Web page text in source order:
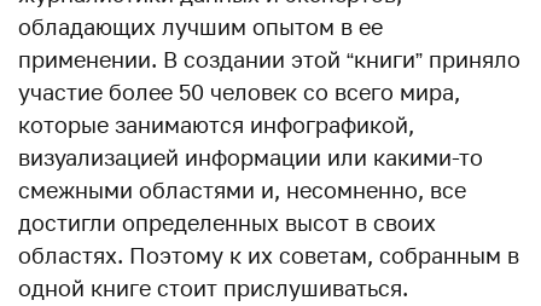
обладающих лучшим опытом в ее
применении. В создании этой “книги” приняло
участие более 50 человек со всего мира,
которые занимаются инфографикой,
визуализацией информации или какими-то
смежными областями и, несомненно, все
достигли определенных высот в своих
областях. Поэтому к их советам, собранным в
одной книге стоит прислушиваться.